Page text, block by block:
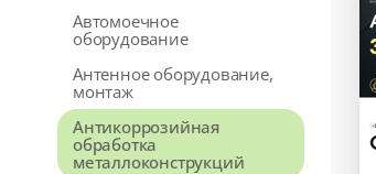
Автомоечное
оборудование
Антенное оборудование,
монтаж
Антикоррозийная
обработка
металлоконструкций